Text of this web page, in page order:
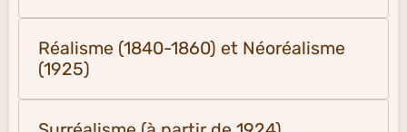
Réalisme (1840-1860) et Néoréalisme
(1925)